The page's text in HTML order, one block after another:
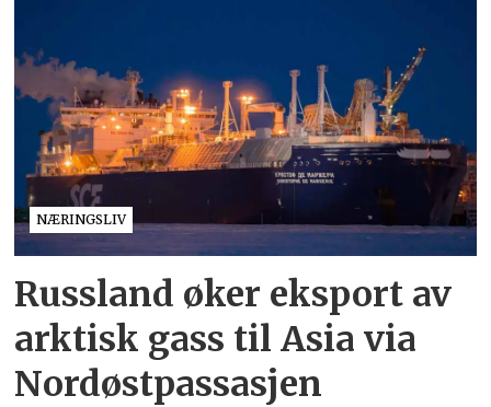
NÆRINGSLIV
Russland øker eksport av
arktisk gass til Asia via
Nordøstpassasjen